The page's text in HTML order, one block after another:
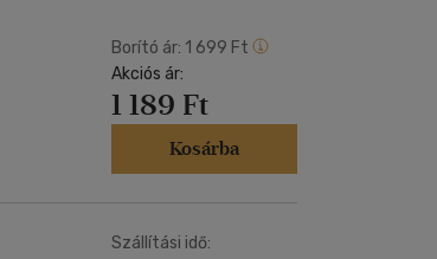
Borító ár: 1 699 Ft
Akciós ár:
1 189 Ft
Kosárba
Szállítási idő: